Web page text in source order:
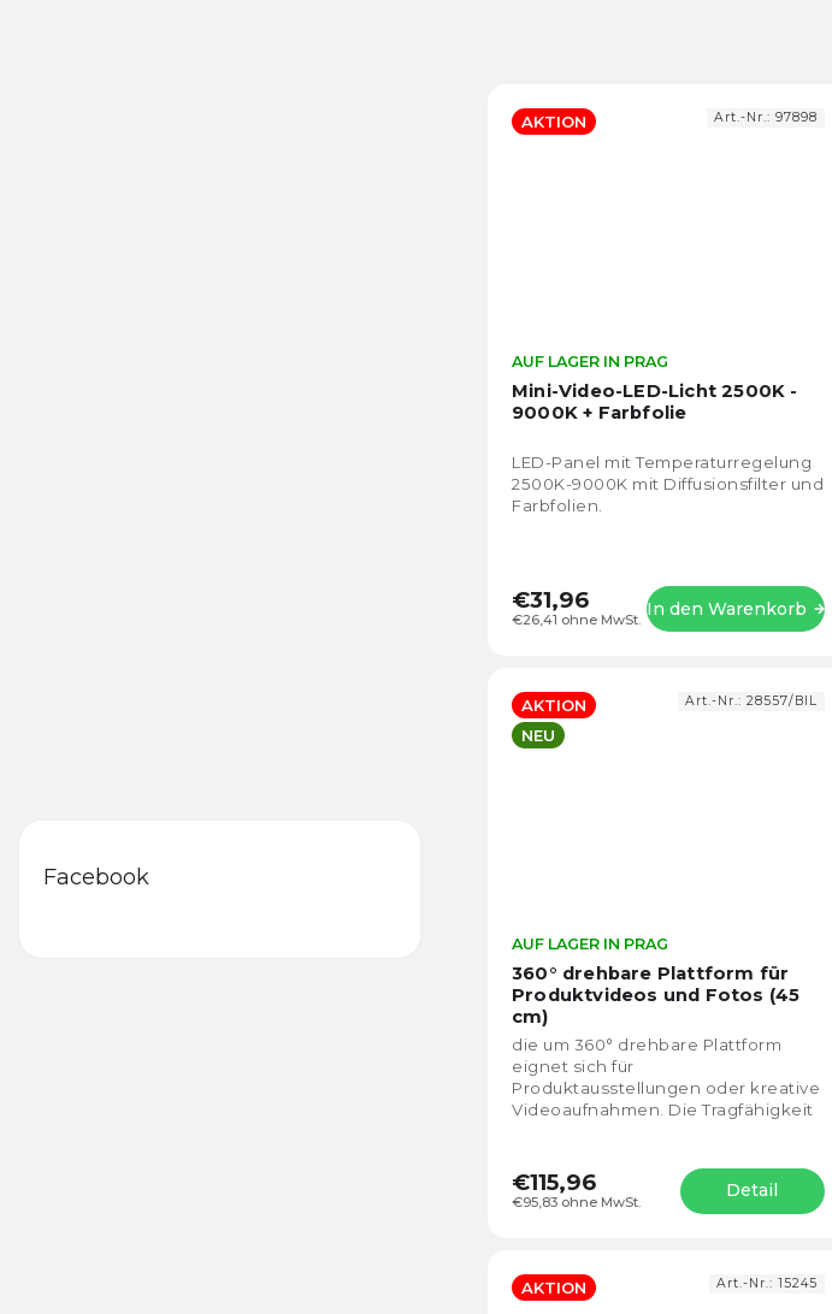
Facebook
AKTION
Mini-Video-LED-Licht 2500K -
9000K + Farbfolie
AUF LAGER IN PRAG
€26,41 ohne MwSt.
€31,96 In den Warenkorb
LED-Panel mit Temperaturregelung
2500K-9000K mit Diffusionsfilter und
Farbfolien.
Art.-Nr.: 97898
AKTION
NEU
360° drehbare Plattform für
Produktvideos und Fotos (45
cm)
AUF LAGER IN PRAG
€95,83 ohne MwSt.
€115,96 Detail
die um 360° drehbare Plattform
eignet sich für
Produktausstellungen oder kreative
Videoaufnahmen. Die Tragfähigkeit
Art.-Nr.: 28557/BIL
AKTION Art.-Nr.: 15245